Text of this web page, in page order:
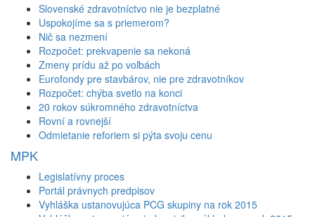
Slovenské zdravotníctvo nie je bezplatné
Uspokojíme sa s priemerom?
Nič sa nezmení
Rozpočet: prekvapenie sa nekoná
Zmeny prídu až po voľbách
Eurofondy pre stavbárov, nie pre zdravotníkov
Rozpočet: chýba svetlo na konci
20 rokov súkromného zdravotníctva
Rovní a rovnejší
Odmietanie reforiem si pýta svoju cenu
MPK
Legislatívny proces
Portál právnych predpisov
Vyhláška ustanovujúca PCG skupiny na rok 2015